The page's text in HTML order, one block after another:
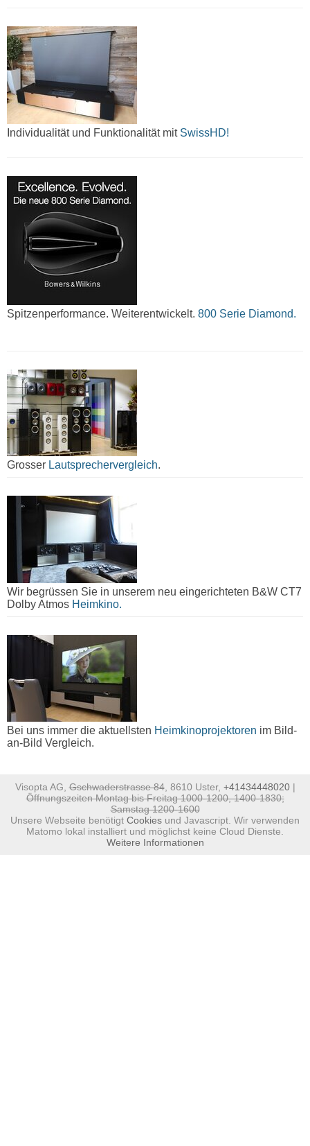
Individualität und Funktionalität mitSwissHD!
Spitzenperformance. Weiterentwickelt. 800 Serie Diamond.
Grosser Lautsprechervergleich.
Wir begrüssen Sie in unserem neu eingerichteten B&W CT7
Dolby Atmos Heimkino.
Bei uns immer die aktuellsten Heimkinoprojektoren im Bild-
an-Bild Vergleich.
Visopta AG,Gschwaderstrasse 84, 8610 Uster, +41434448020|
Öffnungszeiten Montag bis Freitag 1000-1200, 1400-1830;
Samstag 1200-1600
Unsere Webseite benötigt Cookies und Javascript. Wir verwenden
Matomo lokal installiert und möglichst keine Cloud Dienste.
Weitere Informationen